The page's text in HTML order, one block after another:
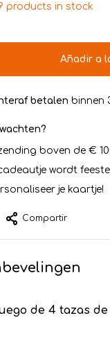
products in stock
Añadir a
betalen binnen
boven de €
wordt
je kaartje!
Compartir
de 4 tazas de